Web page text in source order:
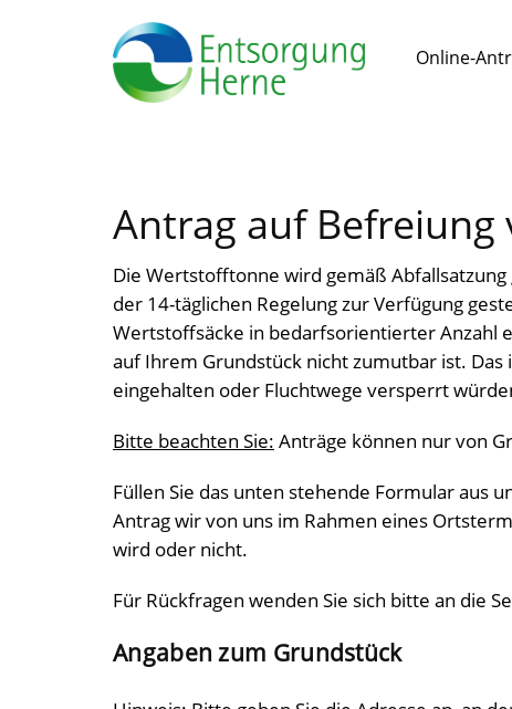
Online-
Antrag auf
Die Wertstofftonne wird gemäß
der 14-täglichen Regelung zur Verfügung
Wertstoffsäcke in bedarfsorientierter Anzahl
auf Ihrem Grundstück nicht zumutbar ist.
eingehalten oder Fluchtwege versperrt
Bitte beachten Sie: Anträge können nur von
Füllen Sie das unten stehende Formular aus
Antrag wir von uns im Rahmen eines
wird oder nicht.
Für Rückfragen wenden Sie sich bitte an die
Angaben zum Grundstück